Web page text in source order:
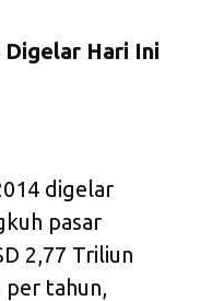
Digelar Hari Ini
digelar
pasar
2,77 Triliun
tahun,